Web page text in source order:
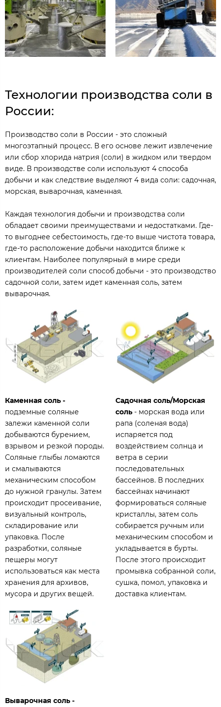
Технологии производства соли в
России:
Производство соли в России - это сложный
многоэтапный процесс. В его основе лежит извлечение
или сбор хлорида натрия (соли) в жидком или твердом
виде. В производстве соли используют 4 способа
добычи и как следствие выделяют 4 вида соли: садочная,
морская, выварочная, каменная.
Каждая технология добычи и производства соли
обладает своими преимуществами и недостатками. Где-
то выгоднее себестоимость, где-то выше чистота товара,
где-то расположение добычи находится ближе к
клиентам. Наиболее популярный в мире среди
производителей соли способ добычи - это производство
садочной соли, затем идет каменная соль, затем
выварочная.
Каменная соль -
подземные соляные
залежи каменной соли
добываются бурением,
взрывом и резкой породы.
Соляные глыбы ломаются
и смалываются
механическим способом
до нужной гранулы. Затем
происходит просеивание,
визуальный контроль,
складирование или
упаковка. После
разработки, соляные
пещеры могут
использоваться как места
хранения для архивов,
мусора и других вещей.
Садочная соль/Морская
соль - морская вода или
рапа (соленая вода)
испаряется под
воздействием солнца и
ветра в серии
последовательных
бассейнов. В последних
бассейнах начинают
формироваться соляные
кристаллы, затем соль
собирается ручным или
механическим способом и
укладывается в бурты.
После этого происходит
промывка собранной соли,
сушка, помол, упаковка и
доставка клиентам.
Выварочная соль -